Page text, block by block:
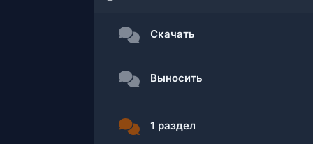
Скачать
Выносить
1 раздел